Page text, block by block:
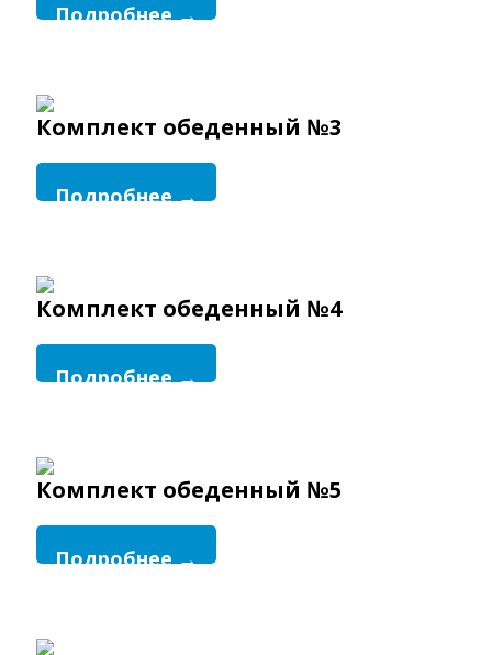
Подробнее →
Комплект обеденный №3
Подробнее →
Комплект обеденный №4
Подробнее →
Комплект обеденный №5
Подробнее →